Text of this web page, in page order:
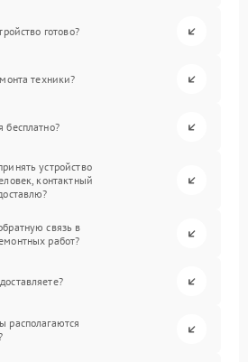
готово?
техники?
бесплатно?
устройство
контактный
связь в
работ?
располагаются